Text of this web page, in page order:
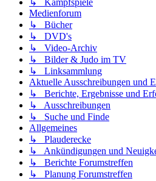
↳ Kampfspiele
Medienforum
↳ Bücher
↳ DVD's
↳ Video-Archiv
↳ Bilder & Judo im TV
↳ Linksammlung
Aktuelle Ausschreibungen und
↳ Berichte, Ergebnisse und
↳ Ausschreibungen
↳ Suche und Finde
Allgemeines
↳ Plauderecke
↳ Ankündigungen und
↳ Berichte Forumstreffen
↳ Planung Forumstreffen